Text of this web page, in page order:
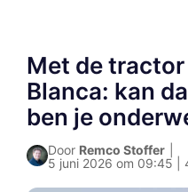
Met de
Blanca: kan
ben je
Door Remco Stoffer
5 juni 2026 om 09:45 |